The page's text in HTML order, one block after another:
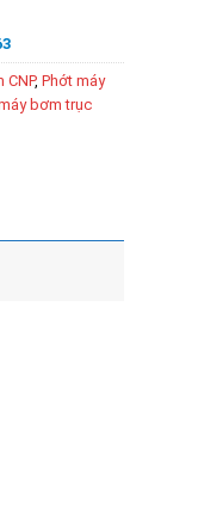
CNP, Phớt máy
bơm trục